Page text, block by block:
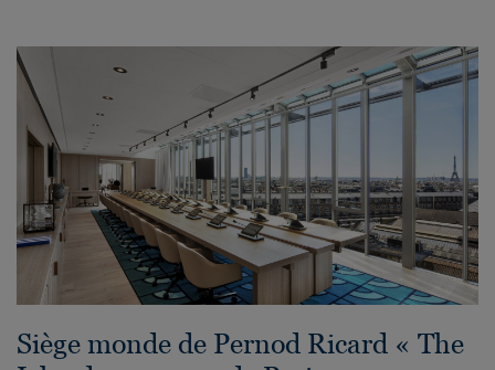
Siège monde de Pernod Ricard « The